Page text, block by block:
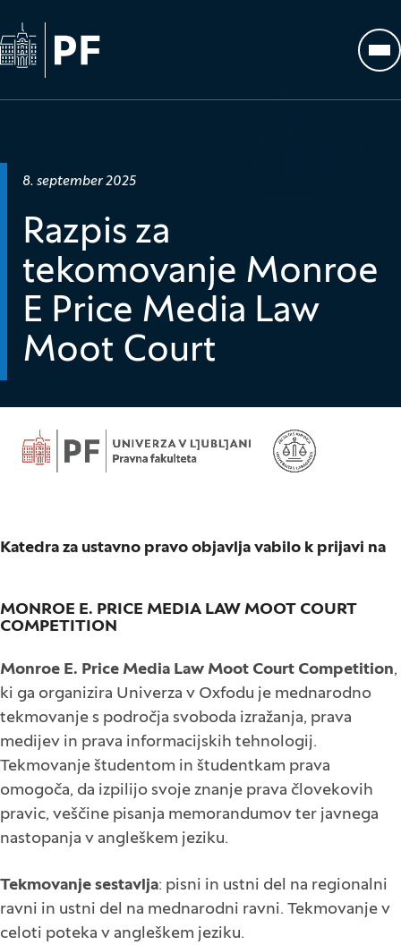
Na začetno stran
Datum objave:
8. september 2025
Razpis za
tekomovanje Monroe
E Price Media Law
Moot Court
Katedra za ustavno pravo objavlja vabilo k prijavi na
MONROE E. PRICE MEDIA LAW MOOT COURT
COMPETITION
Monroe E. Price Media Law Moot Court Competition,
ki ga organizira Univerza v Oxfodu je mednarodno
tekmovanje s področja svoboda izražanja, prava
medijev in prava informacijskih tehnologij.
Tekmovanje študentom in študentkam prava
omogoča, da izpilijo svoje znanje prava človekovih
pravic, veščine pisanja memorandumov ter javnega
nastopanja v angleškem jeziku.
Tekmovanje sestavlja: pisni in ustni del na regionalni
ravni in ustni del na mednarodni ravni. Tekmovanje v
celoti poteka v angleškem jeziku.